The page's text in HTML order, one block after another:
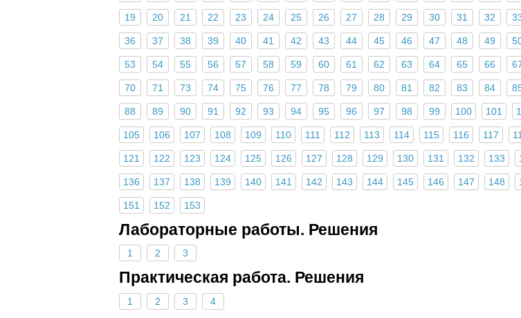
19 20 21 22 23 24 25 26 27 28 29 30 31 32
36 37 38 39 40 41 42 43 44 45 46 47 48 49
53 54 55 56 57 58 59 60 61 62 63 64 65 66
70 71 73 74 75 76 77 78 79 80 81 82 83 84
88 89 90 91 92 93 94 95 96 97 98 99 100 101
105 106 107 108 109 110 111 112 113 114 115 116 117
121 122 123 124 125 126 127 128 129 130 131 132 133
136 137 138 139 140 141 142 143 144 145 146 147 148
151 152 153
Лабораторные работы. Решения
1 2 3
Практическая работа. Решения
1 2 3 4